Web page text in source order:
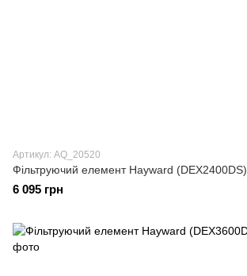
Артикул: AQ_20520
Фільтруючий елемент Hayward (DEX2400DS)
6 095 грн